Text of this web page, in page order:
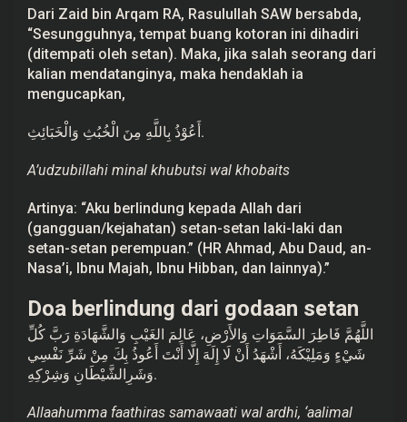
Dari Zaid bin Arqam RA, Rasulullah SAW bersabda,
“Sesungguhnya, tempat buang kotoran ini dihadiri
(ditempati oleh setan). Maka, jika salah seorang dari
kalian mendatanginya, maka hendaklah ia
mengucapkan,
أَعُوْذُ بِاللَّهِ مِنَ الْخُبُثِ وَالْخَبَائِثِ.
A’udzubillahi minal khubutsi wal khobaits
Artinya: “Aku berlindung kepada Allah dari
(gangguan/kejahatan) setan-setan laki-laki dan
setan-setan perempuan.” (HR Ahmad, Abu Daud, an-
Nasa’i, Ibnu Majah, Ibnu Hibban, dan lainnya).”
Doa berlindung dari godaan setan
اللَّهُمَّ فَاطِرَ السَّمَوَاتِ وَالأَرْضِ، عَالِمَ الغَيْبِ وَالشَّهَادَةِ رَبَّ كُلِّ
شَيْءٍ وَمَلِيْكَهُ، أَشْهَدُ أَنْ لَا إِلَهَ إِلَّا أَنْتَ أَعُوذُ بِكَ مِنْ شَرِّ نَفْسِي
وَشَرِالشَّيْطَانِ وَشِرْكِهِ.
Allaahumma faathiras samawaati wal ardhi, ‘aalimal